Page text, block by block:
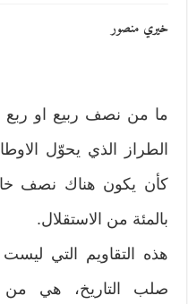
خيري منصور
ما من نصف ربيع او ربع
الطراز الذي يحوّل
كأن يكون هناك نصف
بالمئة من الاستقلال.
هذه التقاويم التي
صلب التاريخ، هي